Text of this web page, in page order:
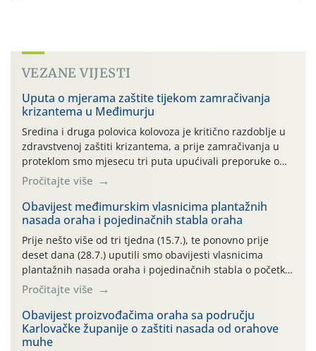
VEZANE VIJESTI
Uputa o mjerama zaštite tijekom zamračivanja
krizantema u Međimurju
Sredina i druga polovica kolovoza je kritično razdoblje u
zdravstvenoj zaštiti krizantema, a prije zamračivanja u
proteklom smo mjesecu tri puta upućivali preporuke o
preventivnim mjerama zaštite krizantema od najčešćih
uzročnika bolesti, štetnika i fito-fagnih grinja (23.7., 14.7.,
06.7.)! Na početku ovog mjeseca je zabilježeno je
povijesno i ekstremno vruće meteorološko razdoblje, uz
najviše temperature […]
Pročitajte više
Obavijest međimurskim vlasnicima plantažnih
nasada oraha i pojedinačnih stabla oraha
Prije nešto više od tri tjedna (15.7.), te ponovno prije
deset dana (28.7.) uputili smo obavijesti vlasnicima
plantažnih nasada oraha i pojedinačnih stabla o početku
leta i ovogodišnjoj potrebi usmjerenog suzbijanja
orahove muhe (Rhagoletis completa)! Već dvanaest dana
traje drugi ovogodišnji “toplinski udar”, koji naročito
izražen zadnja šest dana (31.7.-05.8.), jer najviše
temperature zraka svakodnevno […]
Pročitajte više
Obavijest proizvođačima oraha sa području
Karlovačke županije o zaštiti nasada od orahove
muhe